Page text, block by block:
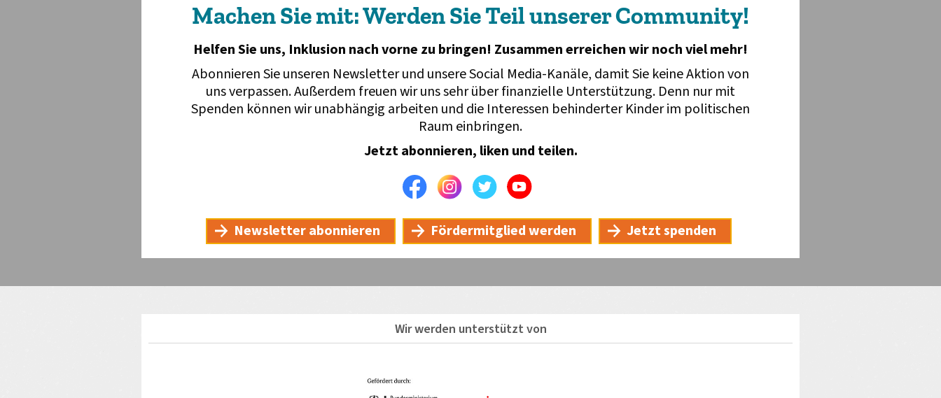
Machen Sie mit: Werden Sie Teil unserer Community!
Helfen Sie uns, Inklusion nach vorne zu bringen! Zusammen erreichen wir noch viel mehr!
Abonnieren Sie unseren Newsletter und unsere Social Media-Kanäle, damit Sie keine Aktion von
uns verpassen. Außerdem freuen wir uns sehr über finanzielle Unterstützung. Denn nur mit
Spenden können wir unabhängig arbeiten und die Interessen behinderter Kinder im politischen
Raum einbringen.
Jetzt abonnieren, liken und teilen.
FacebookInstagram
Twitter
Newsletter abonnieren Fördermitglied werden Jetzt spenden
Wir werden unterstützt von